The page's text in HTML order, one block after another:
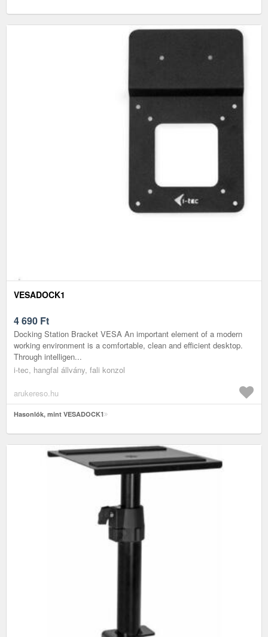
VESADOCK1
4 690 Ft
Docking Station Bracket VESA An important element of a modern
working environment is a comfortable, clean and efficient desktop.
Through intelligen...
i-tec, hangfal állvány, fali konzol
arukereso.hu
Hasonlók, mint VESADOCK1